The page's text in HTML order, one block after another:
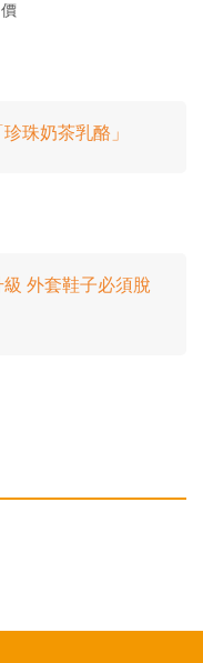
珠奶茶乳酪」
外套鞋子必須脫